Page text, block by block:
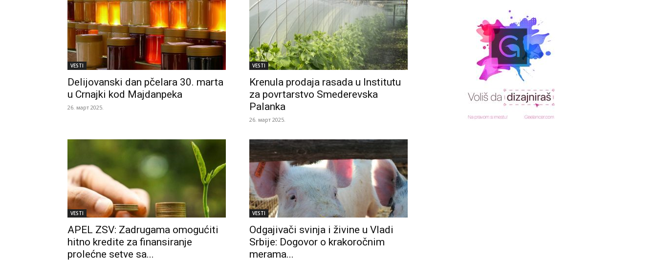
VESTI
Delijovanski dan pčelara 30. marta
u Crnajki kod Majdanpeka
26. март 2025.
VESTI
Krenula prodaja rasada u Institutu
za povrtarstvo Smederevska
Palanka
26. март 2025.
VESTI
APEL ZSV: Zadrugama omogućiti
hitno kredite za finansiranje
prolećne setve sa...
VESTI
Odgajivači svinja i živine u Vladi
Srbije: Dogovor o krakoročnim
merama...